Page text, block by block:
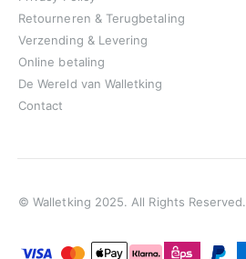
Retourneren & Terugbetaling
Verzending & Levering
Online betaling
De Wereld van Walletking
Contact
© Walletking 2025. All Rights Reserved.